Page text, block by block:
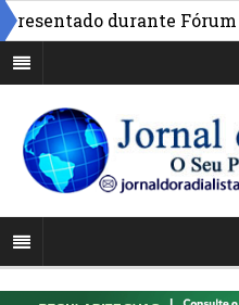
durante Fórum